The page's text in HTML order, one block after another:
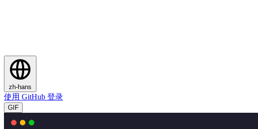
zh-hans
使用 GitHub 登录
GIF